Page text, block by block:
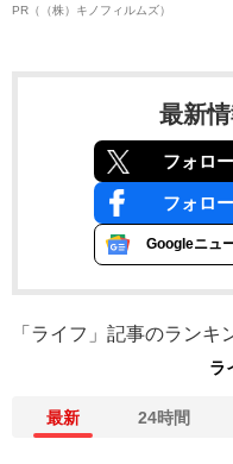
PR（（株）キノフィルムズ）
最新
フォロー
フォロー
Googleニュ
「ライフ」記事のランキ
ラ
最新 24時間